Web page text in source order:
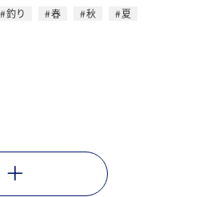
釣り
春 秋 夏